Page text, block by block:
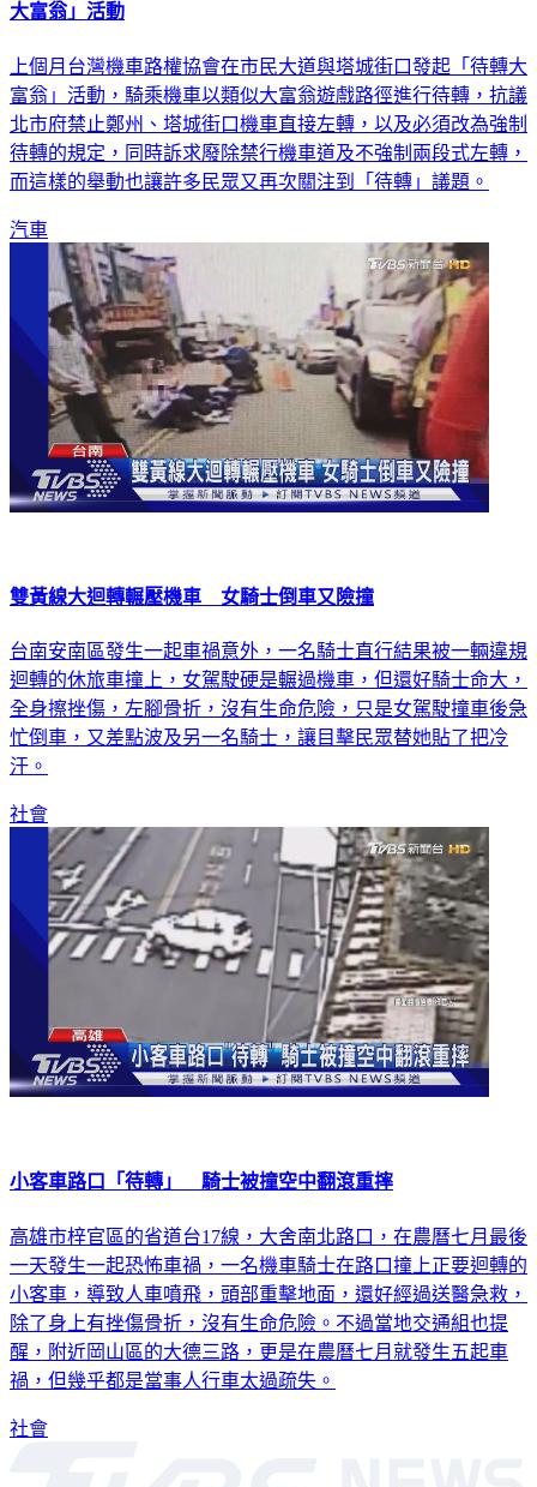
大富翁」活動
上個月台灣機車路權協會在市民大道與塔城街口發起「待轉大
富翁」活動，騎乘機車以類似大富翁遊戲路徑進行待轉，抗議
北市府禁止鄭州、塔城街口機車直接左轉，以及必須改為強制
待轉的規定，同時訴求廢除禁行機車道及不強制兩段式左轉，
而這樣的舉動也讓許多民眾又再次關注到「待轉」議題。
汽車
雙黃線大迴轉輾壓機車 女騎士倒車又險撞
台南安南區發生一起車禍意外，一名騎士直行結果被一輛違規
迴轉的休旅車撞上，女駕駛硬是輾過機車，但還好騎士命大，
全身擦挫傷，左腳骨折，沒有生命危險，只是女駕駛撞車後急
忙倒車，又差點波及另一名騎士，讓目擊民眾替她貼了把冷
汗。
社會
小客車路口「待轉」 騎士被撞空中翻滾重摔
高雄市梓官區的省道台17線，大舍南北路口，在農曆七月最後
一天發生一起恐怖車禍，一名機車騎士在路口撞上正要迴轉的
小客車，導致人車噴飛，頭部重擊地面，還好經過送醫急救，
除了身上有挫傷骨折，沒有生命危險。不過當地交通組也提
醒，附近岡山區的大德三路，更是在農曆七月就發生五起車
禍，但幾乎都是當事人行車太過疏失。
社會